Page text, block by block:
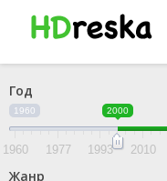
Год
1960 2000
1960 1977 1993 2010
Жанр